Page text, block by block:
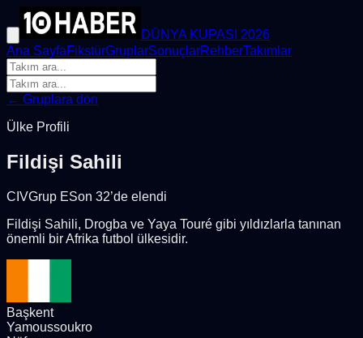
DÜNYA KUPASI 2026
Ana SayfaFikstürGruplarSonuçlarRehberTakımlar
← Gruplara dön
Ülke Profili
Fildişi Sahili
CIVGrup ESon 32’de elendi
Fildişi Sahili, Drogba ve Yaya Touré gibi yıldızlarla tanınan
önemli bir Afrika futbol ülkesidir.
Başkent
Yamoussoukro